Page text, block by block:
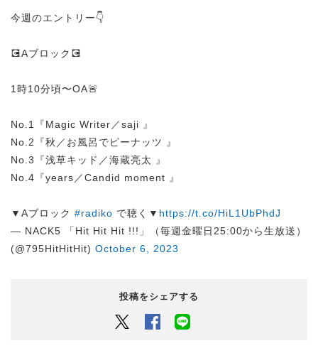
今週のエントリー👇
💽Aブロック💽
1時10分頃〜OA🚨
No.1『Magic Writer／saji 』
No.2『秋／お風呂でピーナッツ 』
No.3『浅草キッド／海蔵亮太 』
No.4『years／Candid moment 』
▼Aブロック #radiko で聴く▼ https://t.co/HiL1UbPhdJ
— NACK5 「Hit Hit Hit !!!」（毎週金曜日25:00から生放送）
(@795HitHitHit) October 6, 2023
投稿をシェアする
Twitter Facebook